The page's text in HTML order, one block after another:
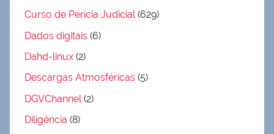
Curso de Perícia Judicial(629)
Dados digitais (6)
Dahd-linux (2)
Descargas Atmosféricas (5)
DGVChannel(2)
Diligência (8)